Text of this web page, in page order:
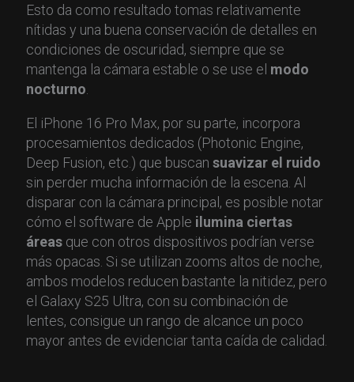
Esto da como resultado tomas relativamente
nítidas y una buena conservación de detalles en
condiciones de oscuridad, siempre que se
mantenga la cámara estable o se use el modo
nocturno
El iPhone 16 Pro Max, por su parte, incorpora
procesamientos dedicados (Photonic Engine,
Deep Fusion, etc.) que buscan suavizar el ruido
sin perder mucha información de la escena. Al
disparar con la cámara principal, es posible notar
cómo el software de Apple ilumina ciertas
áreasque con otros dispositivos podrían verse
más opacas. Si se utilizan zooms altos de noche,
ambos modelos reducen bastante la nitidez, pero
el Galaxy S25 Ultra, con su combinación de
lentes, consigue un rango de alcance un poco
mayor antes de evidenciar tanta caída de calidad.